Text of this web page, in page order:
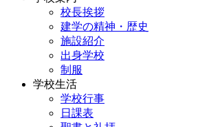
校長挨拶
建学の精神・歴史
施設紹介
出身学校
制服
学校生活
学校行事
日課表